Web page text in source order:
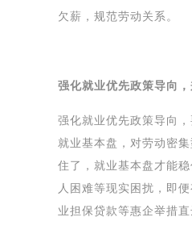
欠薪，规范劳动关系。
强化就业优先政策导向
强化就业优先政策导向
就业基本盘，对劳动密
住了，就业基本盘才能
人困难等现实困扰，即
业担保贷款等惠企举措